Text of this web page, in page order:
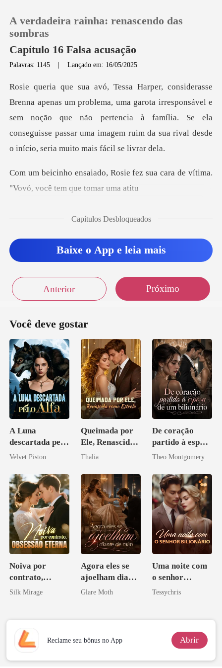
Loja
Histórico
Baixar App
A verdadeira rainha: renascendo das
sombras
Capítulo 16 Falsa acusação
Palavras: 1145 |Lançado em: 16/05/2025
arota irresponsável e
sem noção que não pertencia à família. Se ela
conseguisse passa
e fez sua cara de vítima.
"Vov
Capítulos Desbloqueados
Baixe o App e leia mais
Anterior Próximo
Você deve gostar
A Luna
descartada pelo
Alfa
Velvet Piston
Queimada por
Ele, Renascida
como Estrela
Thalia
De coração
partido à esposa
de um bilionário
Theo Montgomery
Noiva por
contrato,
obsessão eterna
Silk Mirage
Agora eles se
ajoelham diante
de mim
Glare Moth
Uma noite com
o senhor
Bilionário
Tessychris
Reclame seu bônus no App Abrir